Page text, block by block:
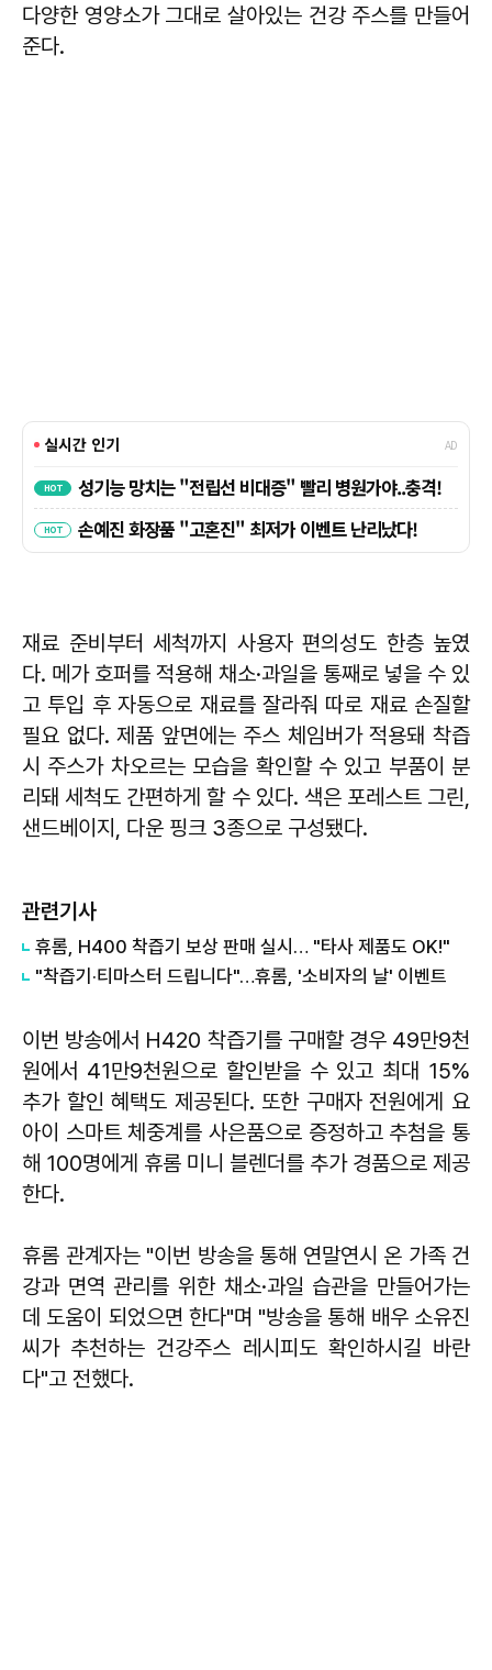
다양한 영양소가 그대로 살아있는 건강 주스를 만들어
준다.
재료 준비부터 세척까지 사용자 편의성도 한층 높였
다. 메가 호퍼를 적용해 채소·과일을 통째로 넣을 수 있
고 투입 후 자동으로 재료를 잘라줘 따로 재료 손질할
필요 없다. 제품 앞면에는 주스 체임버가 적용돼 착즙
시 주스가 차오르는 모습을 확인할 수 있고 부품이 분
리돼 세척도 간편하게 할 수 있다. 색은 포레스트 그린,
샌드베이지, 다운 핑크 3종으로 구성됐다.
관련기사
휴롬, H400 착즙기 보상 판매 실시… "타사 제품도 OK!"
"착즙기·티마스터 드립니다"…휴롬, '소비자의 날' 이벤트
이번 방송에서 H420 착즙기를 구매할 경우 49만9천
원에서 41만9천원으로 할인받을 수 있고 최대 15%
추가 할인 혜택도 제공된다. 또한 구매자 전원에게 요
아이 스마트 체중계를 사은품으로 증정하고 추첨을 통
해 100명에게 휴롬 미니 블렌더를 추가 경품으로 제공
한다.
휴롬 관계자는 "이번 방송을 통해 연말연시 온 가족 건
강과 면역 관리를 위한 채소·과일 습관을 만들어가는
데 도움이 되었으면 한다"며 "방송을 통해 배우 소유진
씨가 추천하는 건강주스 레시피도 확인하시길 바란
다"고 전했다.